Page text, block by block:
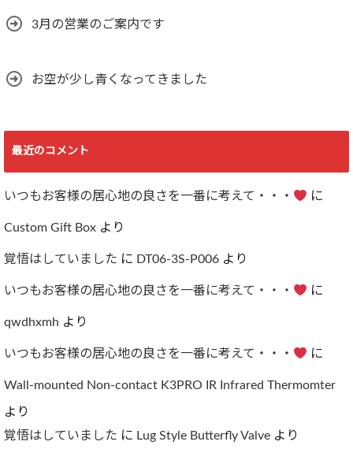
3月の営業のご案内です
お空が少し青くなってきました
最近のコメント
いつもお客様の居心地の良さを一番に考えて・・・ に
Custom Gift Box より
覚悟はしていました に DT06-3S-P006 より
いつもお客様の居心地の良さを一番に考えて・・・ に
qwdhxmh より
いつもお客様の居心地の良さを一番に考えて・・・ に
Wall-mounted Non-contact K3PRO IR Infrared Thermomter
より
覚悟はしていました に Lug Style Butterfly Valve より